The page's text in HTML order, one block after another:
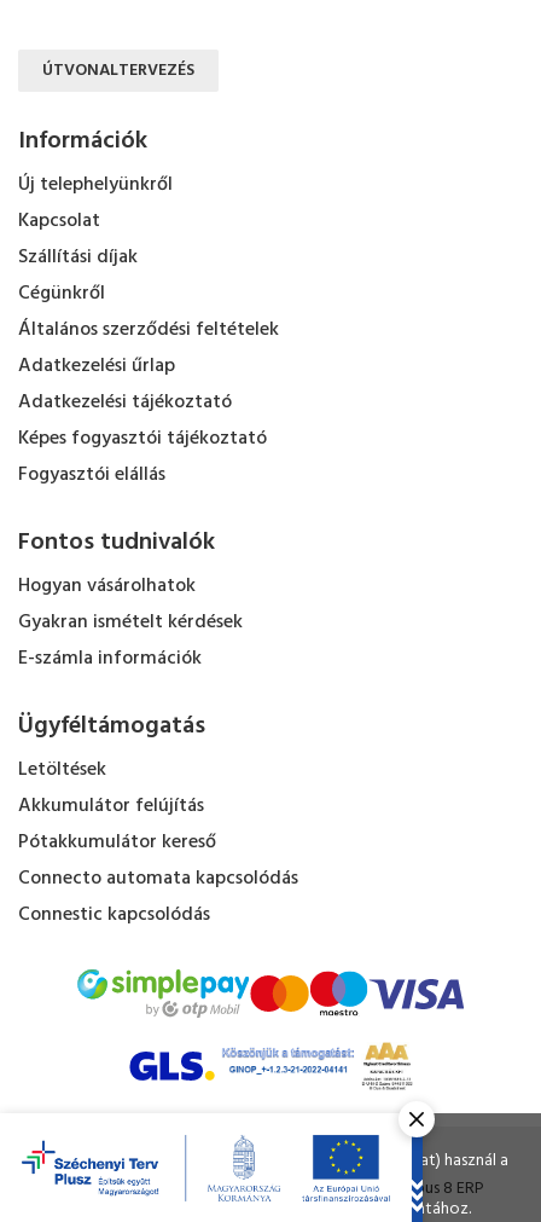
ÚTVONALTERVEZÉS
Információk
Új telephelyünkről
Kapcsolat
Szállítási díjak
Cégünkről
Általános szerződési feltételek
Adatkezelési űrlap
Adatkezelési tájékoztató
Képes fogyasztói tájékoztató
Fogyasztói elállás
Fontos tudnivalók
Hogyan vásárolhatok
Gyakran ismételt kérdések
E-számla információk
Ügyféltámogatás
Letöltések
Akkumulátor felújítás
Pótakkumulátor kereső
Connecto automata kapcsolódás
Connestic kapcsolódás
Kapacitás Kft. © Minden jog fenntartva.
Tervezte és készítette:Vision-Software, azOctopus 8 ERP
forgalmazója.
Ahogy a legtöbb weboldal, a miénk is sütiket (cookie-kat) használ a
nagyobb felhasználói élmény érdekében.
A böngészés folytatásával Ön hozzájárul a sütik használatához.